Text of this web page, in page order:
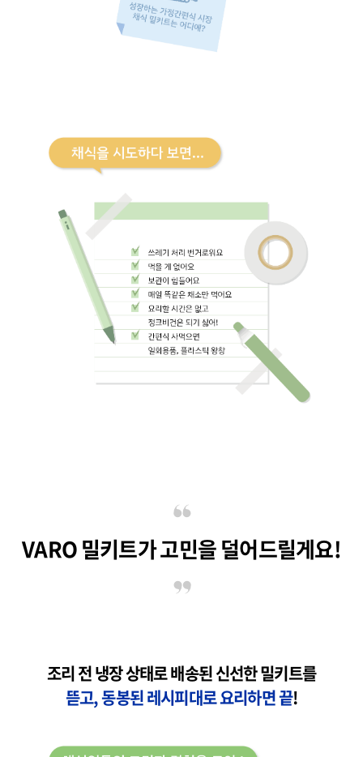
VARO 밀키트가 고민을 덜어드릴게요!
조리 전 냉장 상태로 배송된 신선한 밀키트를
뜯고, 동봉된 레시피대로 요리하면 끝!